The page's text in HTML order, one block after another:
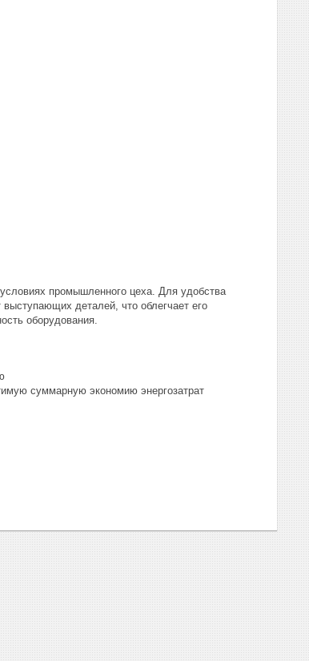
промышленного цеха. Для удобства
деталей, что облегчает его
оборудования.
суммарную экономию энергозатрат